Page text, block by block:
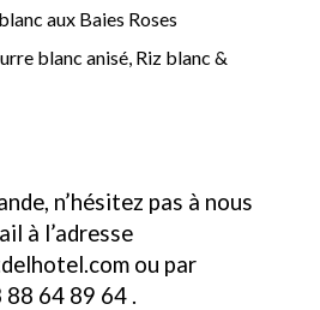
aux Baies Roses
blanc anisé, Riz blanc &
n’hésitez pas à nous
à l’adresse
ou par
64 89 64 .